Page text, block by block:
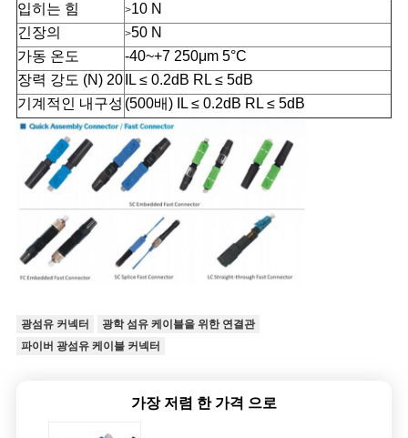
입히는 힘 >10 N
긴장의
>50 N
가동 온도
-40~+7 250μm 5°C
장력 강도 (N) 20 IL ≤ 0.2dB RL ≤ 5dB
기계적인 내구성 (500배) IL ≤ 0.2dB RL ≤ 5dB
광섬유 커넥터
광학 섬유 케이블을 위한 연결관
파이버 광섬유 케이블 커넥터
가장 저렴 한 가격 으로